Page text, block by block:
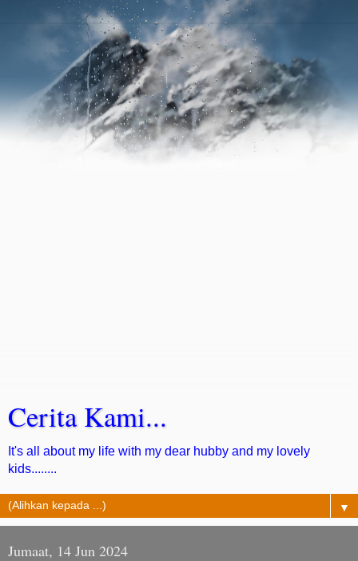
Cerita Kami...
It's all about my life with my dear hubby and my lovely
kids........
▼
Jumaat, 14 Jun 2024